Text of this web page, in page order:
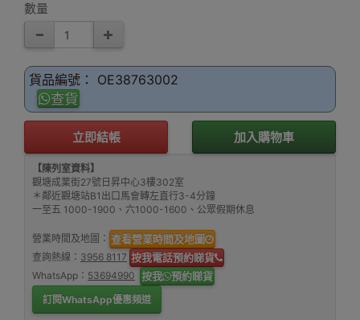
數量
貨品編號： OE38763002
查貨
立即結帳 加入購物車
【陳列室資料】
觀塘成業街27號日昇中心3樓302室
＊鄰近觀塘站B1出口馬會轉左直行3-4分鐘
一至五 1000-1900、六1000-1600、公眾假期休息
營業時間及地圖： 查看營業時間及地圖
查詢熱線： 3956 8117 按我電話預約睇貨
WhatsApp： 53694990 按我 預約睇貨
訂閱WhatsApp優惠頻道